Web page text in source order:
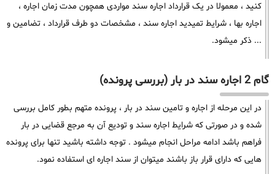
کنید ، معمولا در یک قرارداد اجاره سند مواردی همچون مدت زمان اجاره ،
اجاره بها ، شرایط تمیدید اجاره سند ، مشخصات دو طرف قرارداد ، تضامین و
... ذکر میشود.
گام 2 اجاره سند در بار (بررسی پرونده)
در این مرحله از اجاره و تامین سند در بار ، پرونده متهم بطور کامل بررسی
شده و در صورتی که شرایط اجاره سند و تودیع آن به مرجع قضایی در بار
فراهم باشد ادامه مراحل انجام میشود . توجه داشته باشید تنها برای پرونده
هایی که دارای قرار باز باشند میتوان از سند اجاره ای استفاده نمود.